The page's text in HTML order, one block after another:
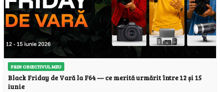
PRIN OBIECTIVUL MEU
Black Friday de Vară la F64 — ce merită urmărit între 12 și 15
iunie